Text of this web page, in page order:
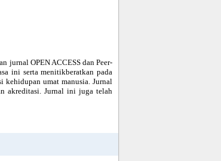
jurnal OPEN ACCESS dan Peer-
ini serta menitikberatkan pada
kehidupan umat manusia. Jurnal
akreditasi. Jurnal ini juga telah